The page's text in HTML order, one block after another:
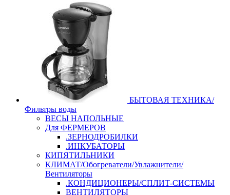
БЫТОВАЯ ТЕХНИКА/
Фильтры воды
ВЕСЫ НАПОЛЬНЫЕ
Для ФЕРМЕРОВ
.ЗЕРНОДРОБИЛКИ
.ИНКУБАТОРЫ
КИПЯТИЛЬНИКИ
КЛИМАТ/Обогреватели/Увлажнители/
Вентиляторы
.КОНДИЦИОНЕРЫ/СПЛИТ-СИСТЕМЫ
ВЕНТИЛЯТОРЫ